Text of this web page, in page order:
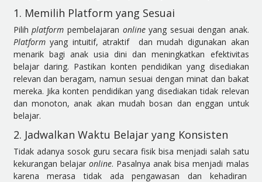
1. Memilih Platform yang Sesuai
Pilihplatform pembelajaran onlineyang sesuai dengan anak.
Platformyang intuitif, atraktif dan mudah digunakan akan
menarik bagi anak usia dini dan meningkatkan efektivitas
belajar daring. Pastikan konten pendidikan yang disediakan
relevan dan beragam, namun sesuai dengan minat dan bakat
mereka. Jika konten pendidikan yang disediakan tidak relevan
dan monoton, anak akan mudah bosan dan enggan untuk
belajar.
2. Jadwalkan Waktu Belajar yang Konsisten
Tidak adanya sosok guru secara fisik bisa menjadi salah satu
kekurangan belajar online. Pasalnya anak bisa menjadi malas
karena merasa tidak ada pengawasan dan kehadiran